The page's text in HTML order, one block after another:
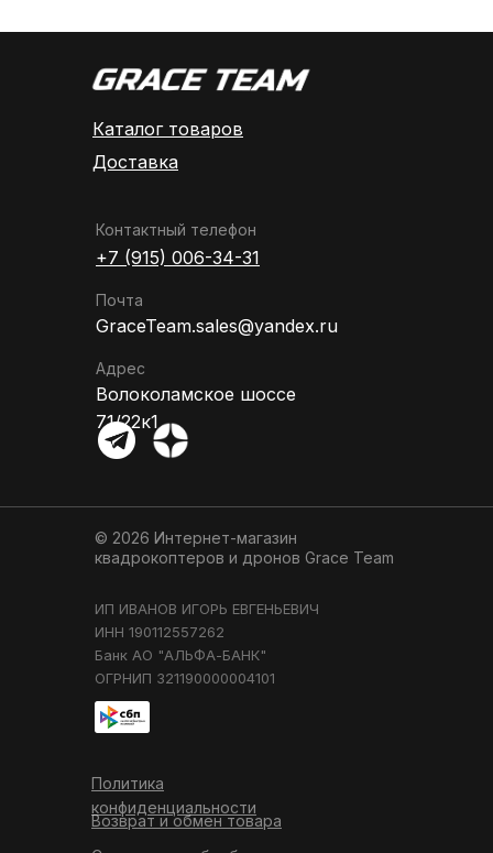
Политика
конфиденциальности
Каталог товаров
© 2026 Интернет-магазин
квадрокоптеров и дронов Grace Team
Доставка
Контактный телефон
Почта
Адрес
Волоколамское шоссе
71/22к1
GraceTeam.sales@yandex.ru
+7 (915) 006-34-31
ИП ИВАНОВ ИГОРЬ ЕВГЕНЬЕВИЧ
ИНН 190112557262
Банк АО "АЛЬФА-БАНК"
ОГРНИП 321190000004101
Возврат и обмен товара